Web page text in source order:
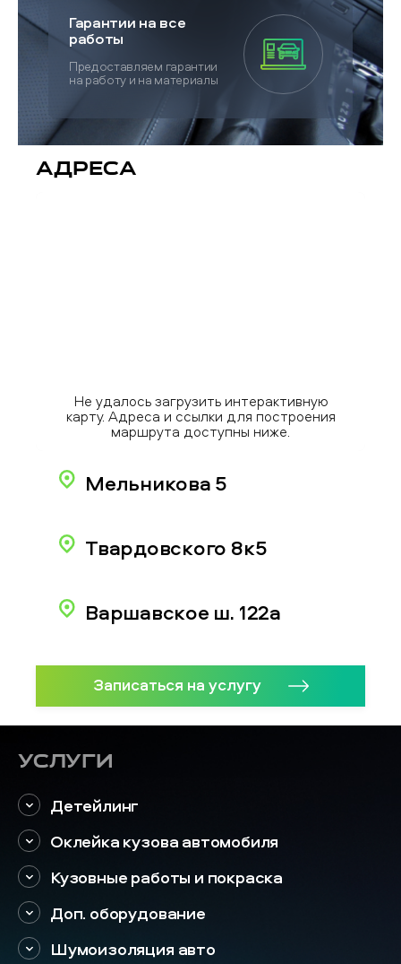
Гарантии на все
работы
Предоставляем гарантии
на работу и на материалы
Адреса
Не удалось загрузить интерактивную
карту. Адреса и ссылки для построения
маршрута доступны ниже.
Мельникова 5
Твардовского 8к5
Варшавское ш. 122а
Записаться на услугу
Услуги
Детейлинг
Оклейка кузова автомобиля
Кузовные работы и покраска
Доп. оборудование
Шумоизоляция авто